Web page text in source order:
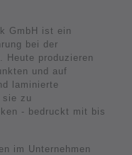
GmbH ist ein
bei der
Heute produzieren
und auf
laminierte
sie zu
- bedruckt mit bis
im Unternehmen